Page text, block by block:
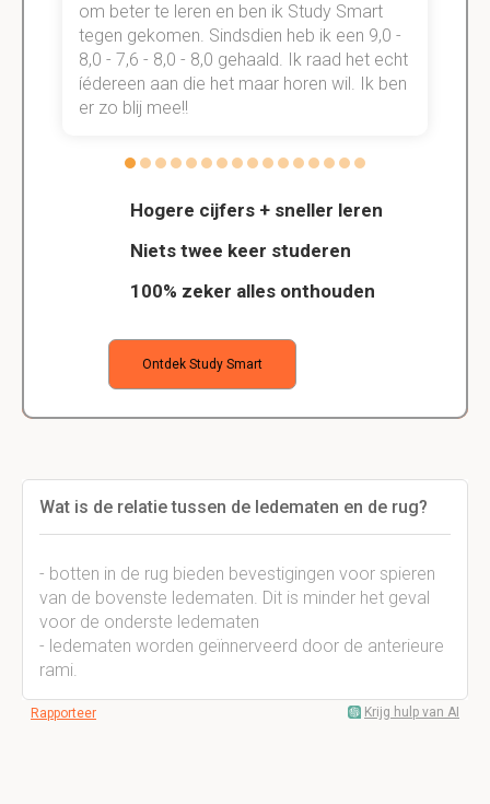
Hogere cijfers + sneller leren
Niets twee keer studeren
100% zeker alles onthouden
Ontdek Study Smart
om beter te leren en ben ik Study Smart
tegen gekomen. Sindsdien heb ik een 9,0 -
8,0 - 7,6 - 8,0 - 8,0 gehaald. Ik raad het echt
íédereen aan die het maar horen wil. Ik ben
er zo blij mee!!
Wat is de relatie tussen de ledematen en de rug?
- botten in de rug bieden bevestigingen voor spieren
van de bovenste ledematen. Dit is minder het geval
voor de onderste ledematen
- ledematen worden geïnnerveerd door de anterieure
rami.
Rapporteer Krijg hulp van AI